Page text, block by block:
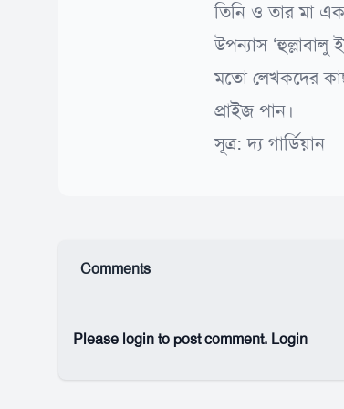
তিনি ও তার মা এক
উপন্যাস
মতো লেখকদের কাছ
প্রাইজ পান।
সূত্র: দ্য গার্ডিয়ান
Comments
Please login to post comment. Login